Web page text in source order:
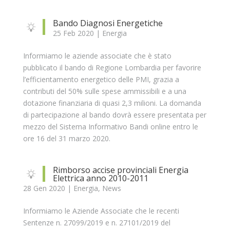
Bando Diagnosi Energetiche
25 Feb 2020 | Energia
Informiamo le aziende associate che è stato
pubblicato il bando di Regione Lombardia per favorire
l’efficientamento energetico delle PMI, grazia a
contributi del 50% sulle spese ammissibili e a una
dotazione finanziaria di quasi 2,3 milioni. La domanda
di partecipazione al bando dovrà essere presentata per
mezzo del Sistema Informativo Bandi online entro le
ore 16 del 31 marzo 2020.
Rimborso accise provinciali Energia
Elettrica anno 2010-2011
28 Gen 2020 | Energia, News
Informiamo le Aziende Associate che le recenti
Sentenze n. 27099/2019 e n. 27101/2019 del